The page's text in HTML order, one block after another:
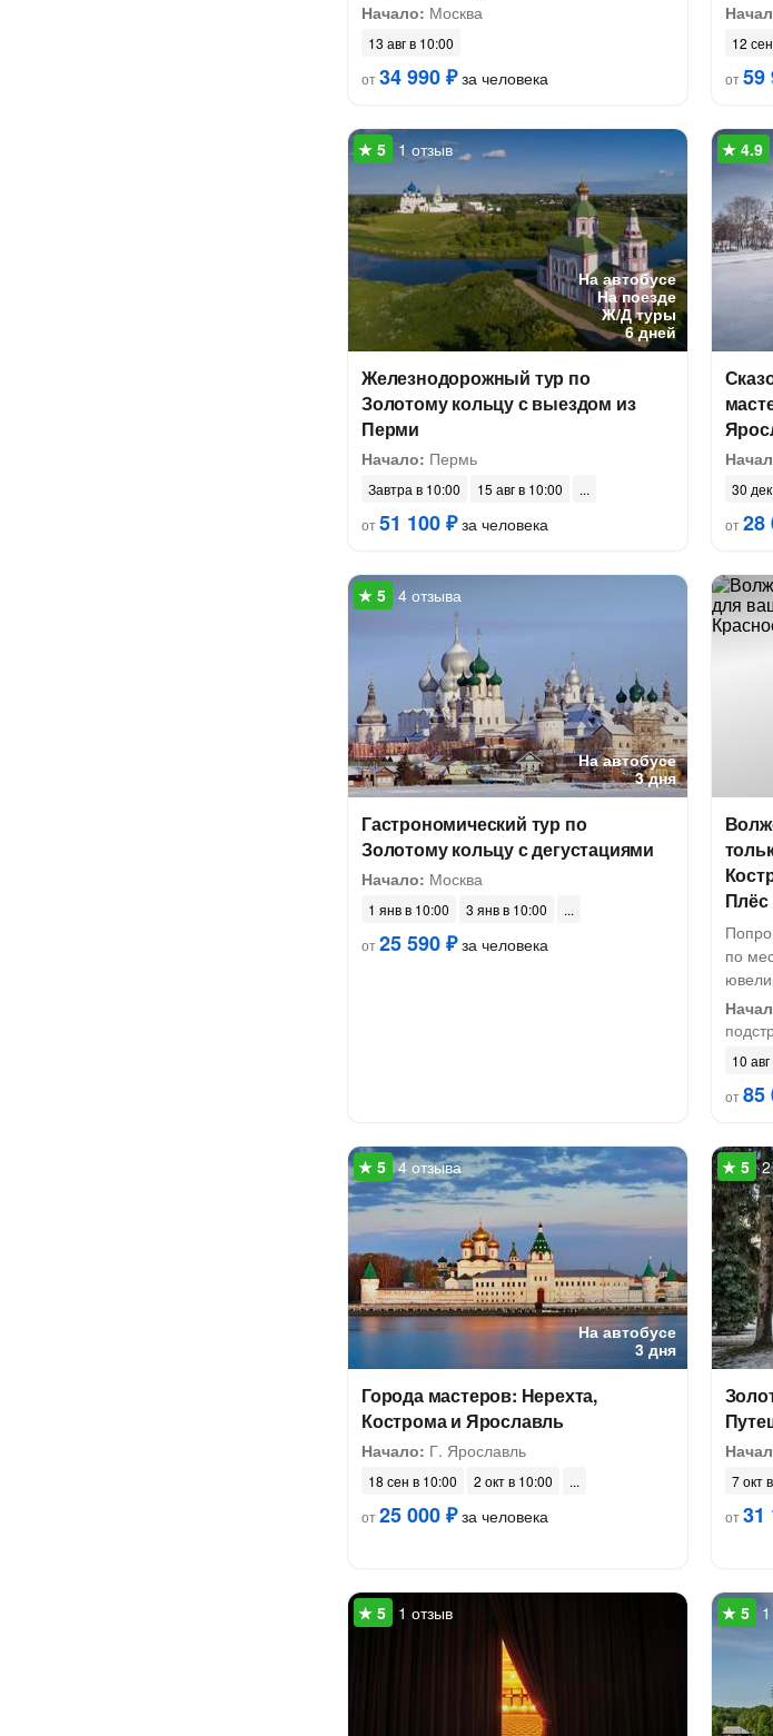
Начало: Москва
13 авг в 10:00
от34 990 ₽за человека
12
от59
На автобусе
На поезде
Ж/Д туры
6 дней
1 отзыв
Железнодорожный тур по
Золотому кольцу с выездом из
Перми
Начало: Пермь
Завтра в 10:00
15 авг в 10:00
от51 100 ₽за человека
30
от28
На автобусе
3 дня
4 отзыва
Гастрономический тур по
Золотому кольцу с дегустациями
Начало: Москва
1 янв в 10:00
3 янв в 10:00
от25 590 ₽за человека
Плёс
по
10
от85
На автобусе
3 дня
4 отзыва
Города мастеров: Нерехта,
Кострома и Ярославль
Начало: Г. Ярославль
18 сен в 10:00
2 окт в 10:00
от25 000 ₽за человека
7 окт
от31
1 отзыв